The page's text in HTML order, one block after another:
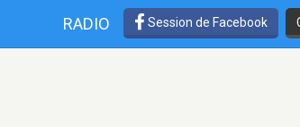
RADIO Session de Facebook